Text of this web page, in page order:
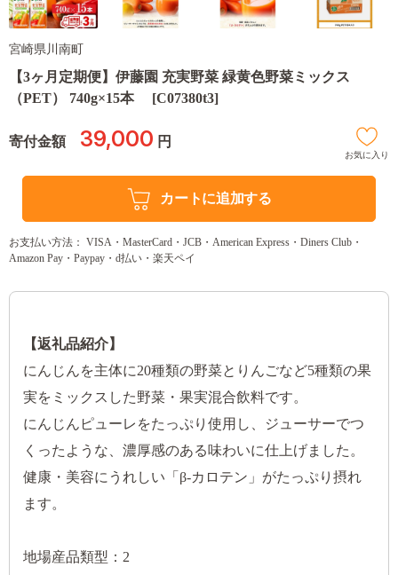
宮崎県川南町
【3ヶ月定期便】伊藤園 充実野菜 緑黄色野菜ミックス
（PET） 740g×15本 [C07380t3]
寄付金額 39,000 円
お気に入り
カートに追加する
お支払い方法： VISA・MasterCard・JCB・American Express・Diners Club・
Amazon Pay・Paypay・d払い・楽天ペイ
【返礼品紹介】
にんじんを主体に20種類の野菜とりんごなど5種類の果
実をミックスした野菜・果実混合飲料です。
にんじんピューレをたっぷり使用し、ジューサーでつ
くったような、濃厚感のある味わいに仕上げました。
健康・美容にうれしい「β-カロテン」がたっぷり摂れ
ます。
地場産品類型：2